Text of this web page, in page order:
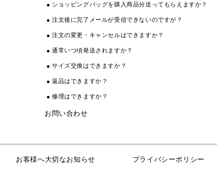
ショッピングバッグを購入商品分送ってもらえますか？
注文後に完了メールが受信できないのですが？
注文の変更・キャンセルはできますか？
通常いつ頃発送されますか？
サイズ交換はできますか？
返品はできますか？
修理はできますか？
お問い合わせ
お客様へ大切なお知らせ プライバシーポリシー